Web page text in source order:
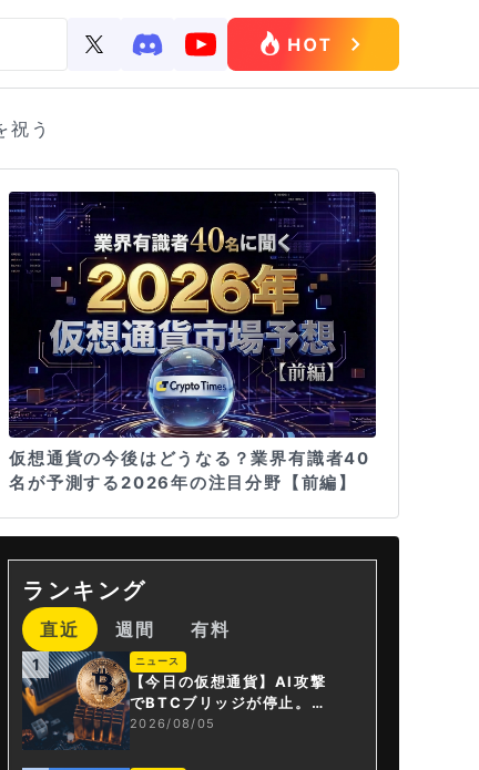
う
仮想通貨の今後はどうなる？業界有識者40
名が予測する2026年の注目分野【前編】
ランキング
直近 週間 有料
1 ニュース
【今日の仮想通貨】AI攻撃
でBTCブリッジが停止。金
融庁が「暗号資産・ステー
2026/08/05